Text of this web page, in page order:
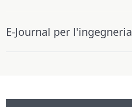
E-Journal per l'ingegneria